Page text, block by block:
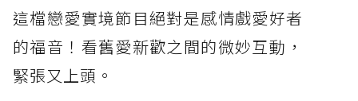
這檔戀愛實境節目絕對是感情戲愛好者
的福音！看舊愛新歡之間的微妙互動，
緊張又上頭。